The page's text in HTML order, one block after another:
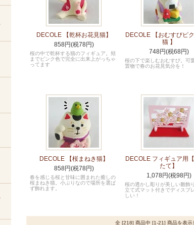
DECOLE 【乾杯お花見猫】
858円(税78円)
桜の中で乾杯する猫のフィギュア。頬
までピンク色で完全に出来上がっちゃ
ってます
DECOLE 【おむすびピ
猫 】
748円(税68円)
桜の下で楽しむおむすび。可
置物で春のお花見気分を！
DECOLE 【桜まねき猫】
858円(税78円)
春を感じる桜と甘味に囲まれた癒しの
桜まねき猫。小ぶりなので場所を選ば
ず飾れます。
DECOLE フィギュア用
たて】
1,078円(税98円)
桜の透かし彫りが美しい雛飾
立て式マット付きでディスプ
しい！
全 [218] 商品中 [1-21] 商品を表示